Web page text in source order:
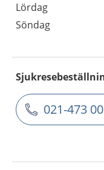
Lördag
Söndag
021-473